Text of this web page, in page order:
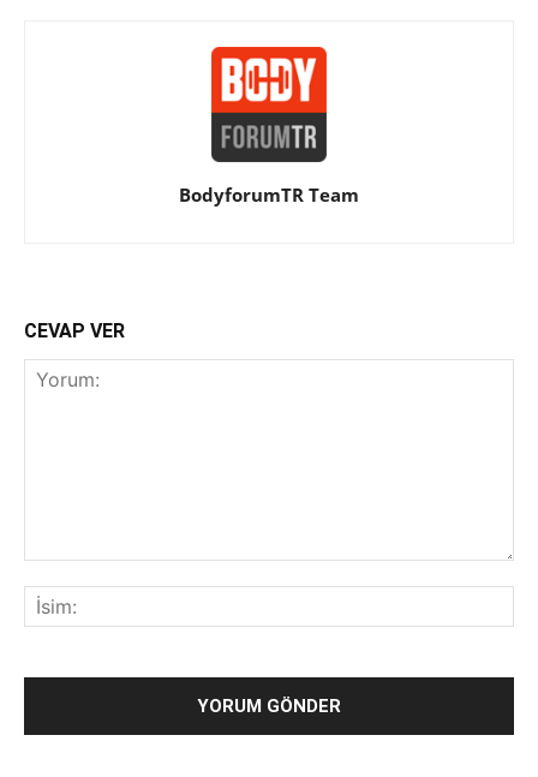
BodyforumTR Team
CEVAP VER